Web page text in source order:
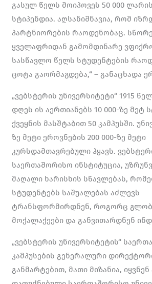
გასულ წელს მოიპოვეს 50 000
სტიპენდია. აღსანიშნავია, რომ
პარტნიორების რაოდენობაც.
ყველაფრიდან გამომდინარე
სასწავლო წელს სტუდენტების
ცოტა გაორმაგდება,“ – განაცხადა
„ვებსტერის უნივერსიტეტი“ 1915
დღეს ის აერთიანებს 10 000-ზე მეტ
ქვეყნის მასშტაბით 50 კამპუსში.
ზე მეტი ეროვნების 200 000-ზე მეტი
კურსდამთავრებული ჰყავს.
საერთაშორისო ინსტიტუცია,
მაღალი ხარისხის სწავლებას,
სტუდენტებს საშუალებას აძლევს
ტრანსფორმირდნენ, როგორც
მოქალაქეები და განვითარდნენ
„ვებსტერის უნივერსიტეტის“
კამპუსების გენერალური
განმარტებით, მათი მიზანია, იყვნენ